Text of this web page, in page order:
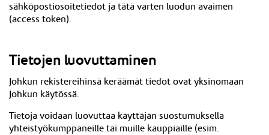
sähköpostiosoitetiedot ja tätä varten luodun avaimen
(access token).
Tietojen luovuttaminen
Johkun rekistereihinsä keräämät tiedot ovat yksinomaan
Johkun käytössä.
Tietoja voidaan luovuttaa käyttäjän suostumuksella
yhteistyökumppaneille tai muille kauppiaille (esim.